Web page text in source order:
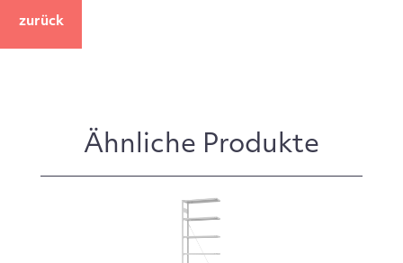
zurück
Ähnliche Produkte